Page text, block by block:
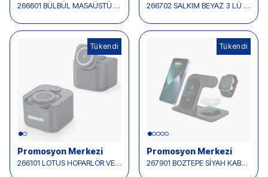
266601 BÜLBÜL MASAÜSTÜ SAAT VE KABLOSUZ ŞARJ STANDI 266702 SALKIM BEYAZ 3 LÜ WİRELESS ŞARJ STANDI
Tükendi Tükendi
Promosyon Merkezi
266101 LOTUS HOPARLÖR VE WİRELESS SARJ STANDI
Tükendi
Promosyon Merkezi
267901 BOZTEPE SİYAH KABLOSUZ ŞARJ STANDI